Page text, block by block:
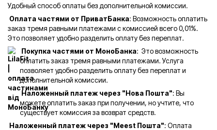
Удобный способ оплаты без дополнительной комиссии.
Оплата частями от ПриватБанка: Возможность оплатить
заказ тремя равными платежами с комиссией всего 0,01%.
Это позволяет удобно разделить оплату без переплат.
Покупка частями от МоноБанка: Это возможность
оплатить заказ тремя равными платежами. Услуга
позволяет удобно разделить оплату без переплат и
дополнительной комиссии.
Наложенный платеж через "Нова Пошта": Вы
можете оплатить заказ при получении, но учтите, что
существует комиссия за возврат средств.
Наложенный платеж через "Meest Пошта": Оплата